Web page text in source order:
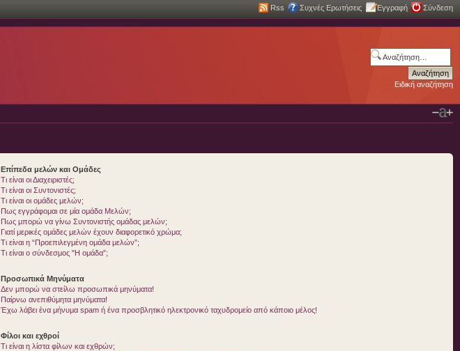
Rss Συχνές Ερωτήσεις Εγγραφή Σύνδεση
Ειδική αναζήτηση
Επίπεδα μελών και Ομάδες
Τι είναι οι Διαχειριστές;
Τι είναι οι Συντονιστές;
Τι είναι οι ομάδες μελών;
Πως εγγράφομαι σε μία ομάδα Μελών;
Πως μπορώ να γίνω Συντονιστής ομάδας μελών;
Γιατί μερικές ομάδες μελών έχουν διαφορετικό χρώμα;
Τι είναι η “Προεπιλεγμένη ομάδα μελών”;
Τι είναι ο σύνδεσμος "Η ομάδα”;
Προσωπικά Μηνύματα
Δεν μπορώ να στείλω προσωπικά μηνύματα!
Παίρνω ανεπιθύμητα μηνύματα!
Έχω λάβει ένα μήνυμα spam ή ένα προσβλητικό ηλεκτρονικό ταχυδρομείο από κάποιο μέλος!
Φίλοι και εχθροί
Τι είναι η λίστα φίλων και εχθρών;